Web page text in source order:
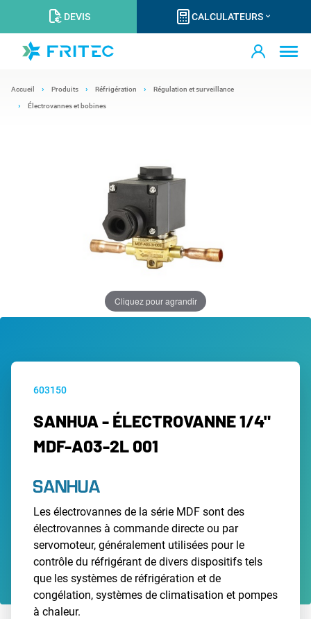
DEVIS CALCULATEURS
Accueil Produits Réfrigération Régulation et surveillance
Électrovannes et bobines
Cliquez pour agrandir
603150
SANHUA - ÉLECTROVANNE 1/4"
MDF-A03-2L 001
Les électrovannes de la série MDF sont des
électrovannes à commande directe ou par
servomoteur, généralement utilisées pour le
contrôle du réfrigérant de divers dispositifs tels
que les systèmes de réfrigération et de
congélation, systèmes de climatisation et pompes
à chaleur.